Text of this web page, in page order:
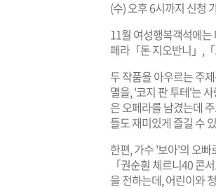
(수) 오후 6시까지 신청
11월 여성행복객석에는
페라「돈 지오반니」,
두 작품을 아우르는 주
멸을, '코지 판 투테'는
은 오페라를 남겼는데
들도 재미있게 즐길 수
한편, 가수 '보아'의 오
「권순훤 체르니40 콘
을 전하는데, 어린이와